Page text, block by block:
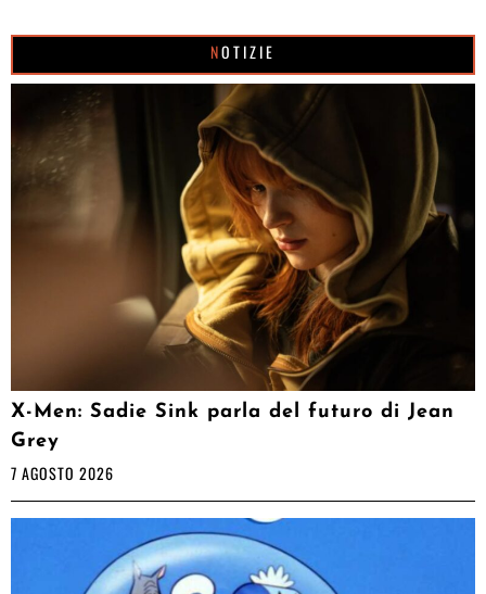
NOTIZIE
X-Men: Sadie Sink parla del futuro di Jean
Grey
7 AGOSTO 2026